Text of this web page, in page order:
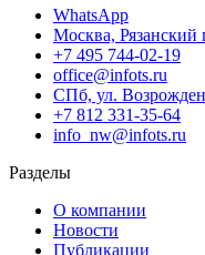
WhatsApp
Москва, Рязанский
+7 495 744-02-19
office@infots.ru
СПб, ул.
+7 812 331-35-64
info_nw@infots.ru
Разделы
О компании
Новости
Публикации